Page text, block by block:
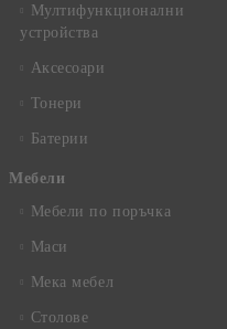
Мултифункционални
устройства
Аксесоари
Тонери
Батерии
Mебели
Мебели по поръчка
Маси
Мека мебел
Столове